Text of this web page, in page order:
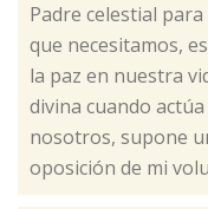
Padre celestial
que necesitamos,
la paz en nuestra
divina cuando
nosotros, supone
oposición de mi